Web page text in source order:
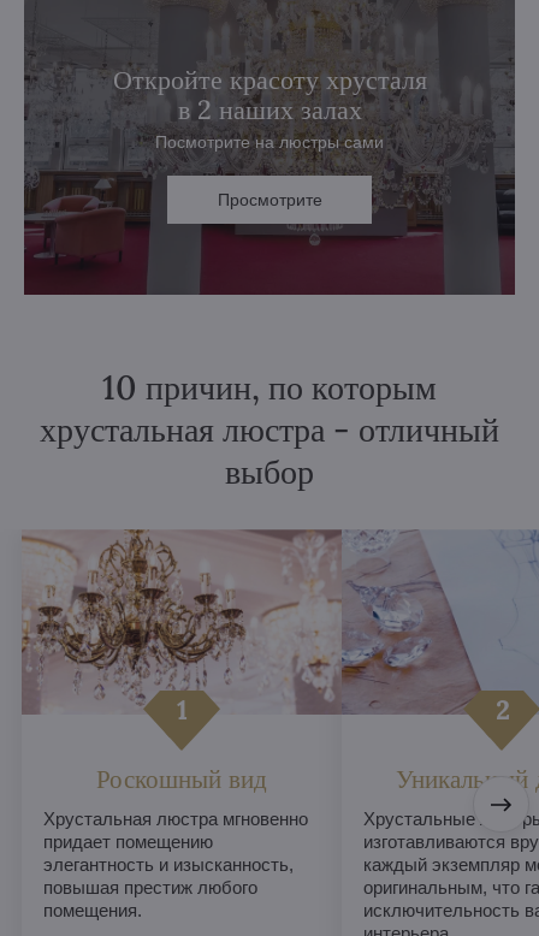
Откройте красоту хрусталя
в 2 наших залах
Посмотрите на люстры сами
Просмотрите
10 причин, по которым
хрустальная люстра - отличный
выбор
Роскошный вид
Хрустальная люстра мгновенно
придает помещению
элегантность и изысканность,
повышая престиж любого
помещения.
Уникальный
Хрустальные
изготавливаются
каждый экземпляр
оригинальным, что
исключительность